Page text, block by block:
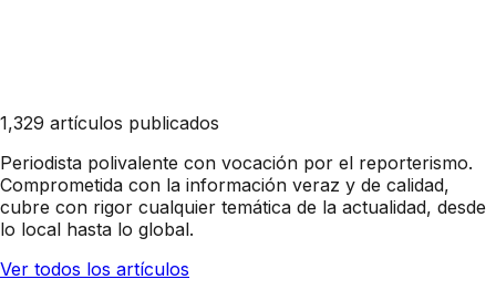
1,329 artículos publicados
Periodista polivalente con vocación por el reporterismo.
Comprometida con la información veraz y de calidad,
cubre con rigor cualquier temática de la actualidad, desde
lo local hasta lo global.
Ver todos los artículos